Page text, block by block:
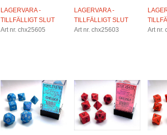
LAGERVARA -
TILLFÄLLIGT SLUT
Art nr. chx25605
LAGERVARA -
TILLFÄLLIGT SLUT
Art nr. chx25603
Art nr.